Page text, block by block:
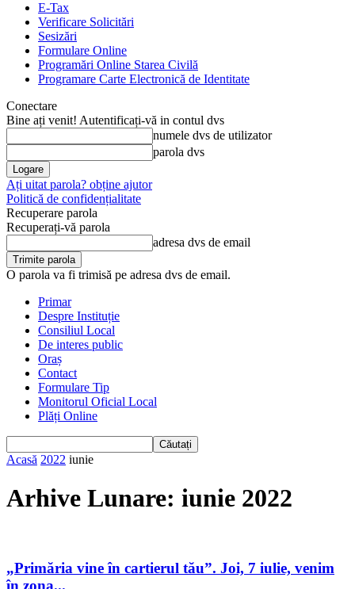
E-Tax
Verificare Solicitări
Sesizări
Formulare Online
Programări Online Starea Civilă
Programare Carte Electronică de Identitate
Conectare
Bine ați venit! Autentificați-vă in contul dvs
numele dvs de utilizator
parola dvs
Ați uitat parola? obține ajutor
Politică de confidențialitate
Recuperare parola
Recuperați-vă parola
adresa dvs de email
O parola va fi trimisă pe adresa dvs de email.
Primar
Despre Instituție
Consiliul Local
De interes public
Oraș
Contact
Formulare Tip
Monitorul Oficial Local
Plăți Online
Acasă 2022 iunie
Arhive Lunare: iunie 2022
„Primăria vine în cartierul tău”. Joi, 7 iulie, venim
în zona...